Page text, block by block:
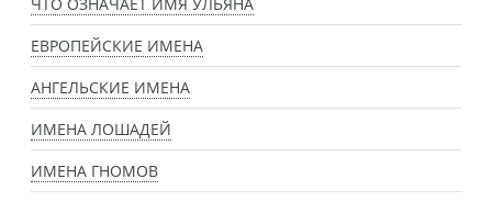
ЕВРОПЕЙСКИЕ ИМЕНА
АНГЕЛЬСКИЕ ИМЕНА
ИМЕНА ЛОШАДЕЙ
ИМЕНА ГНОМОВ